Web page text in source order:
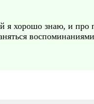
я хорошо знаю, и